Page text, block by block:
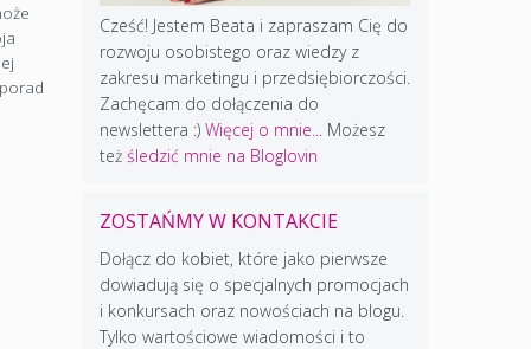
Cześć! Jestem Beata i zapraszam Cię do
rozwoju osobistego oraz wiedzy z
zakresu marketingu i przedsiębiorczości.
Zachęcam do dołączenia do
newslettera :) Więcej o mnie...
Możesz
też śledzić mnie na Bloglovin
ZOSTAŃMY W KONTAKCIE
Dołącz do kobiet, które jako pierwsze
dowiadują się o specjalnych promocjach
i konkursach oraz nowościach na blogu.
Tylko wartościowe wiadomości i to